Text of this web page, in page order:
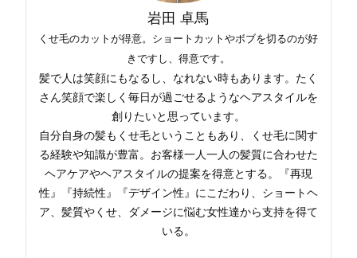
岩田 卓馬
くせ毛のカットが得意。ショートカットやボブを切るのが好
きですし、得意です。
髪で人は笑顔にもなるし、なれない時もあります。たく
さん笑顔で楽しく毎日が過ごせるようなヘアスタイルを
創りたいと思っています。
自分自身の髪もくせ毛ということもあり、くせ毛に関す
る経験や知識が豊富。お客様一人一人の髪質に合わせた
ヘアケアやヘアスタイルの提案を得意とする。『再現
性』『持続性』『デザイン性』にこだわり、ショートヘ
ア、髪質やくせ、ダメージに悩む女性達から支持を得て
いる。